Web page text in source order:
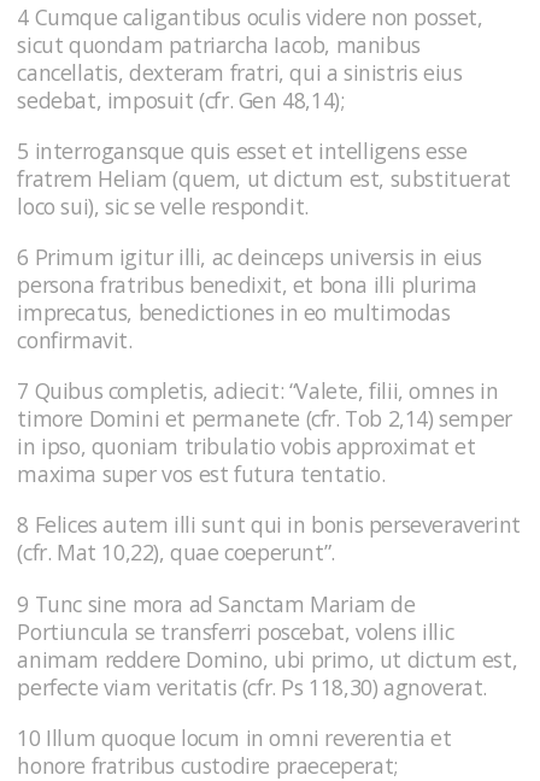
4 Cumque caligantibus oculis videre non posset,
sicut quondam patriarcha Iacob, manibus
cancellatis, dexteram fratri, qui a sinistris eius
sedebat, imposuit (cfr. Gen 48,14);
5 interrogansque quis esset et intelligens esse
fratrem Heliam (quem, ut dictum est, substituerat
loco sui), sic se velle respondit.
6 Primum igitur illi, ac deinceps universis in eius
persona fratribus benedixit, et bona illi plurima
imprecatus, benedictiones in eo multimodas
confirmavit.
7 Quibus completis, adiecit: “Valete, filii, omnes in
timore Domini et permanete (cfr. Tob 2,14) semper
in ipso, quoniam tribulatio vobis approximat et
maxima super vos est futura tentatio.
8 Felices autem illi sunt qui in bonis perseveraverint
(cfr. Mat 10,22), quae coeperunt”.
9 Tunc sine mora ad Sanctam Mariam de
Portiuncula se transferri poscebat, volens illic
animam reddere Domino, ubi primo, ut dictum est,
perfecte viam veritatis (cfr. Ps 118,30) agnoverat.
10 Illum quoque locum in omni reverentia et
honore fratribus custodire praeceperat;